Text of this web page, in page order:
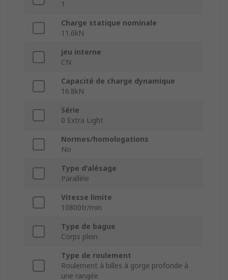
1
Charge statique nominale
11.6kN
jeu interne
CN
Capacité de charge dynamique
16.8kN
Série
0 Extra Light
Normes/homologations
No
Type d'alésage
Parallèle
Vitesse limite
10800tr/min
Type de bague
Corps plein
Type de roulement
Roulement à billes à gorge profonde à
une rangée